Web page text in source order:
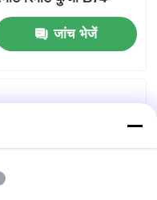
H6261-02/662F-
के लिए
जांच भेजें